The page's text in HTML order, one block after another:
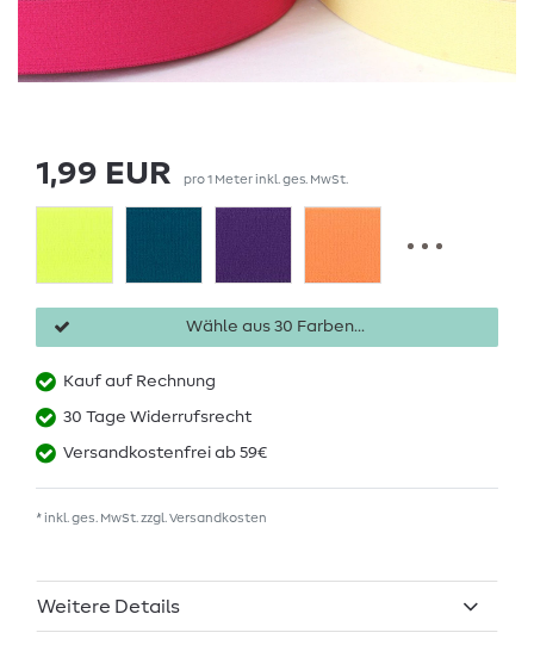
1,99 EUR pro1 Meter inkl. ges. MwSt.
Wähle aus 30 Farben...
Kauf auf Rechnung
30 Tage Widerrufsrecht
Versandkostenfrei ab 59€
* inkl. ges. MwSt. zzgl.Versandkosten
Weitere Details